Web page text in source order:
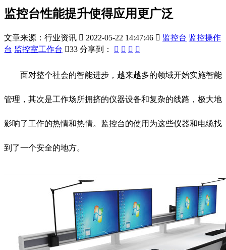
监控台性能提升使得应用更广泛
文章来源：行业资讯  2022-05-22 14:47:46  监控台 监控操作
台 监控室工作台 33 分享到：    
面对整个社会的智能进步，越来越多的领域开始实施智能
管理，其次是工作场所拥挤的仪器设备和复杂的线路，极大地
影响了工作的热情和热情。监控台的使用为这些仪器和电缆找
到了一个安全的地方。